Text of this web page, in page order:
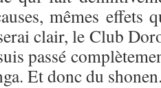
mêmes effets
clair, le Club
passé
Et donc du